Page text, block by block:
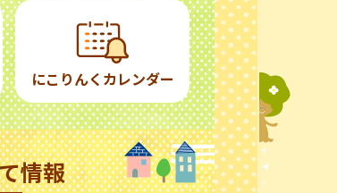
にこりんくカレンダー
情報